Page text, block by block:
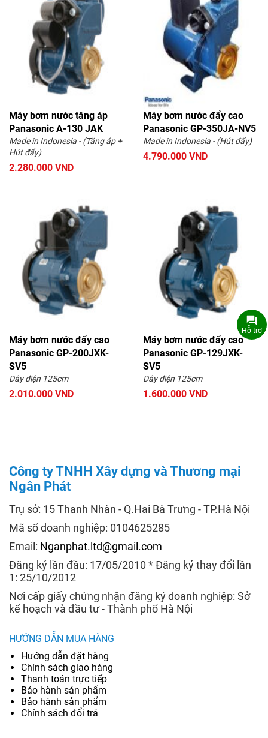
Máy bơm nước tăng áp
Panasonic A-130 JAK
Made in Indonesia - (Tăng áp +
Hút đẩy)
2.280.000 VND
Máy bơm nước đẩy cao
Panasonic GP-350JA-NV5
Made in Indonesia - (Hút đẩy)
4.790.000 VND
Máy bơm nước đẩy cao
Panasonic GP-200JXK-
SV5
Dây điện 125cm
2.010.000 VND
Máy bơm nước đẩy cao
Panasonic GP-129JXK-
SV5
Dây điện 125cm
1.600.000 VND
Công ty TNHH Xây dựng và Thương mại
Ngân Phát
Trụ sở: 15 Thanh Nhàn - Q.Hai Bà Trưng - TP.Hà Nội
Mã số doanh nghiệp: 0104625285
Email: Nganphat.ltd@gmail.com
Đăng ký lần đầu: 17/05/2010 * Đăng ký thay đổi lần
1: 25/10/2012
Nơi cấp giấy chứng nhận đăng ký doanh nghiệp: Sở
kế hoạch và đầu tư - Thành phố Hà Nội
HƯỚNG DẪN MUA HÀNG
Hướng dẫn đặt hàng
Chính sách giao hàng
Thanh toán trực tiếp
Bảo hành sản phẩm
Bảo hành sản phẩm
Chính sách đổi trả
Hỗ trợ